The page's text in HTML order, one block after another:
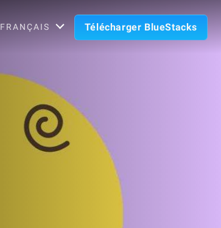
FRANÇAIS Télécharger BlueStacks